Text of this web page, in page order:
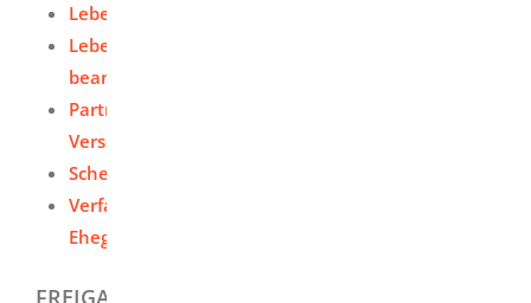
Lebenspartnerschaft - Aufhebung beantragen
Lebenspartnerschaft - Umwandlung in eine Ehe
beantragen
Partnerschaft, Trennung und Ehescheidung -
Versorgungsausgleich durchführen
Scheidung beantragen
Verfahrens- oder Prozesskostenvorschuss des
Ehegatten oder Lebenspartners beantragen
FREIGABEVERMERK